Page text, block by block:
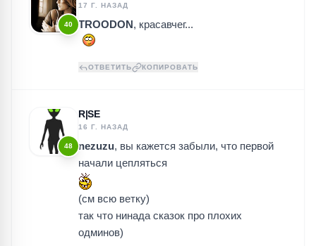
40
17 Г. НАЗАД
TROODON, красавчег...
ОТВЕТИТЬ КОПИРОВАТЬ
48
R|SE
16 Г. НАЗАД
nezuzu, вы кажется забыли, что первой
начали цепляться
(см всю ветку)
так что нинада сказок про плохих
одминов)